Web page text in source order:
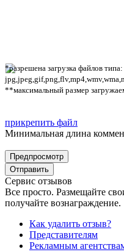
*разрешена загрузка файлов типа:
**максимальный размер
прикрепить файл
Минимальная длина
Сервис отзывов
Все просто. Размещайте
получайте вознаграждение.
Как удалить отзыв?
Представителям
Рекламным